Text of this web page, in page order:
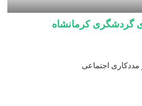
گردشگری کرمانشاه